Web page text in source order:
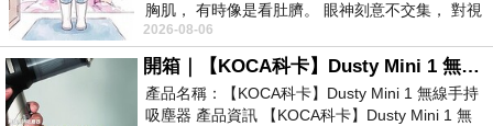
銀行民間票貼
負債比率公式信貸年息 信貸借貸銀行任何問題免
費諮詢信貸借貸銀行怎麼貸款比較會過件
胸肌， 有時像是看肚臍。 眼神刻意不交集， 對視
視線不對齊， 讓我很難不
2026-08-06
開箱｜【KOCA科卡】Dusty Mini 1 無線手持吸塵器
產品名稱：【KOCA科卡】Dusty Mini 1 無線手持
吸塵器 產品資訊 【KOCA科卡】Dusty Mini 1 無